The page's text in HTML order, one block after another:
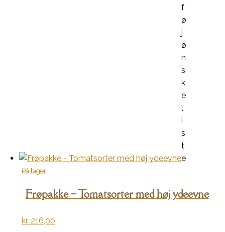
f
ø
j
ø
n
s
k
e
l
i
s
t
e
På lager
Frøpakke – Tomatsorter med høj ydeevne
kr. 216,00